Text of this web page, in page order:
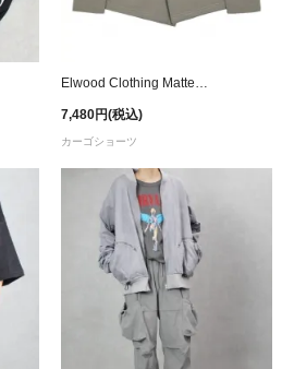
7,480円(税込)
カーゴショーツ